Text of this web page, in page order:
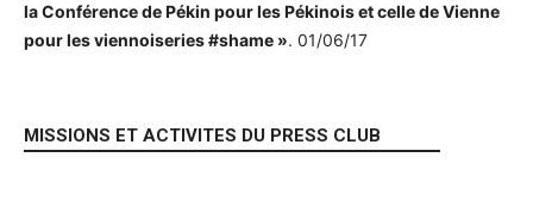
la Conférence de Pékin pour les Pékinois et celle de Vienne
pour les viennoiseries #shame ». 01/06/17
MISSIONS ET ACTIVITES DU PRESS CLUB